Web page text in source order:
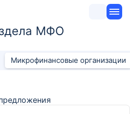
МФО
Микрофинансовые организации